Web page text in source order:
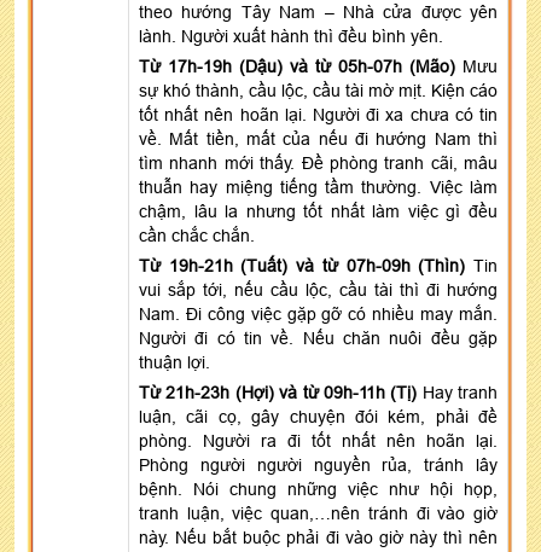
theo hướng Tây Nam – Nhà cửa được yên
lành. Người xuất hành thì đều bình yên.
Từ 17h-19h (Dậu) và từ 05h-07h (Mão) Mưu
sự khó thành, cầu lộc, cầu tài mờ mịt. Kiện cáo
tốt nhất nên hoãn lại. Người đi xa chưa có tin
về. Mất tiền, mất của nếu đi hướng Nam thì
tìm nhanh mới thấy. Đề phòng tranh cãi, mâu
thuẫn hay miệng tiếng tầm thường. Việc làm
chậm, lâu la nhưng tốt nhất làm việc gì đều
cần chắc chắn.
Từ 19h-21h (Tuất) và từ 07h-09h (Thìn) Tin
vui sắp tới, nếu cầu lộc, cầu tài thì đi hướng
Nam. Đi công việc gặp gỡ có nhiều may mắn.
Người đi có tin về. Nếu chăn nuôi đều gặp
thuận lợi.
Từ 21h-23h (Hợi) và từ 09h-11h (Tị) Hay tranh
luận, cãi cọ, gây chuyện đói kém, phải đề
phòng. Người ra đi tốt nhất nên hoãn lại.
Phòng người người nguyền rủa, tránh lây
bệnh. Nói chung những việc như hội họp,
tranh luận, việc quan,…nên tránh đi vào giờ
này. Nếu bắt buộc phải đi vào giờ này thì nên